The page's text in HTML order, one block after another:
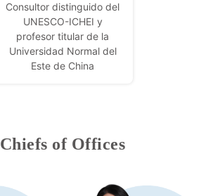
Consultor distinguido del
UNESCO-ICHEI y
profesor titular de la
Universidad Normal del
Este de China
Chiefs of Offices